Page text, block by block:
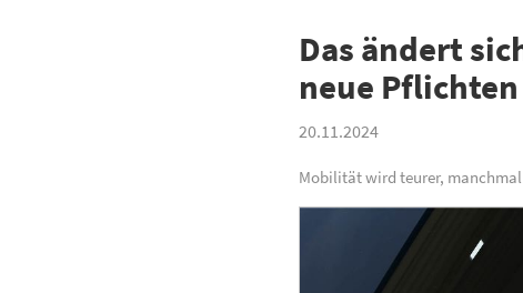
Das ändert
neue Pflichten
20.11.2024
Mobilität wird teurer, manchmal